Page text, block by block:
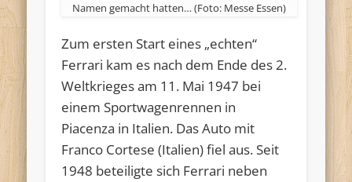
Namen gemacht hatten… (Foto: Messe Essen)
Zum ersten Start eines „echten“
Ferrari kam es nach dem Ende des 2.
Weltkrieges am 11. Mai 1947 bei
einem Sportwagenrennen in
Piacenza in Italien. Das Auto mit
Franco Cortese (Italien) fiel aus. Seit
1948 beteiligte sich Ferrari neben